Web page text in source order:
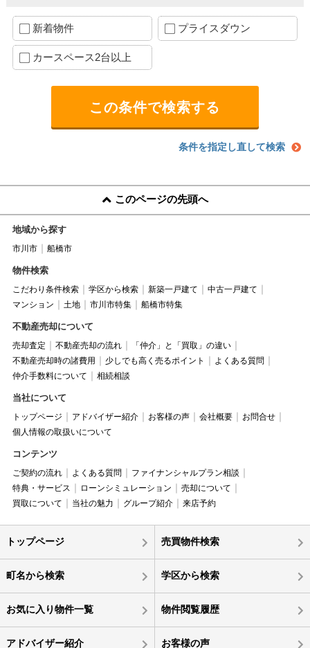
新着物件 プライスダウン
カースペース2台以上
条件を指定し直して検索
このページの先頭へ
地域から探す
市川市 船橋市
物件検索
こだわり条件検索 学区から検索 新築一戸建て
中古一戸建て
マンション
土地 市川市特集 船橋市特集
不動産売却について
売却査定 不動産売却の流れ
「仲介」と「買取」の違い
不動産売却時の諸費用
少しでも高く売るポイント
よくある質問
仲介手数料について
相続相談
当社について
トップページ アドバイザー紹介 お客様の声 会社概要
お問合せ
個人情報の取扱いについて
コンテンツ
ご契約の流れ よくある質問
ファイナンシャルプラン相談
特典・サービス
ローンシミュレーション
売却について
買取について
当社の魅力 グループ紹介 来店予約
トップページ 売買物件検索
町名から検索 学区から検索
お気に入り物件一覧 物件閲覧履歴
アドバイザー紹介 お客様の声